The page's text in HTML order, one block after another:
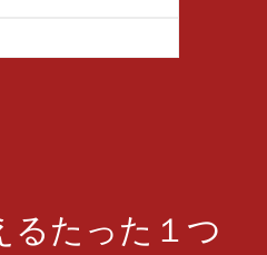
るたった１つ